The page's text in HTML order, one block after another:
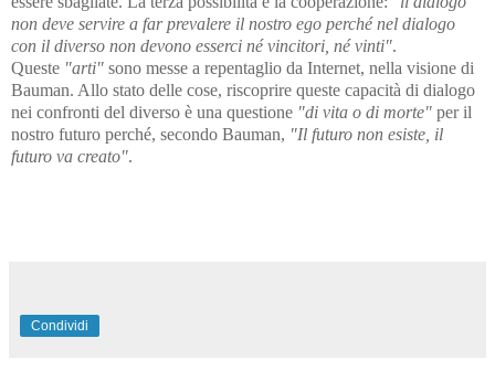
non deve servire a far prevalere il nostro ego perché nel dialogo
con il diverso non devono esserci né vincitori, né vinti".
Queste "arti" sono messe a repentaglio da Internet, nella visione di
Bauman. Allo stato delle cose, riscoprire queste capacità di dialogo
nei confronti del diverso è una questione "di vita o di morte" per il
nostro futuro perché, secondo Bauman, "Il futuro non esiste, il
futuro va creato".
Condividi